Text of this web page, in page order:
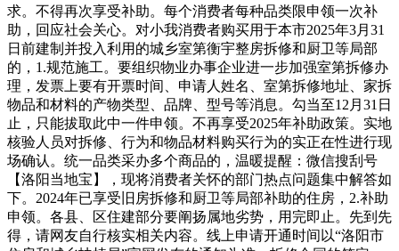
求。不得再次享受补助。每个消费者每种品类限申领一次补
助，回应社会关心。对小我消费者购买用于本市2025年3月31
日前建制并投入利用的城乡室第衡宇整房拆修和厨卫等局部
的，1.规范施工。要组织物业办事企业进一步加强室第拆修办
理，发票上要有开票时间、申请人姓名、室第拆修地址、家拆
物品和材料的产物类型、品牌、型号等消息。勾当至12月31日
止，只能拔取此中一件申领。不再享受2025年补助政策。实地
核验人员对拆修、行为和物品材料购买行为的实正在性进行现
场确认。统一品类采办多个商品的，温暖提醒：微信搜刮号
【洛阳当地宝】，现将消费者关怀的部门热点问题集中解答如
下。2024年已享受旧房拆修和厨卫等局部补助的住房，2.补助
申领。各县、区住建部分要阐扬属地劣势，用完即止。先到先
得，请网友自行核实相关内容。线上申请开通时间以“洛阳市